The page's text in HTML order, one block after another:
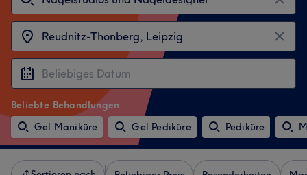
Beliebte Behandlungen
Gel Maniküre
Gel Pediküre Pediküre